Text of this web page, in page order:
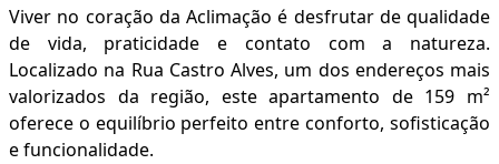
Viver no coração da Aclimação é desfrutar de qualidade
de vida, praticidade e contato com a natureza.
Localizado na Rua Castro Alves, um dos endereços mais
valorizados da região, este apartamento de 159 m²
oferece o equilíbrio perfeito entre conforto, sofisticação
e funcionalidade.